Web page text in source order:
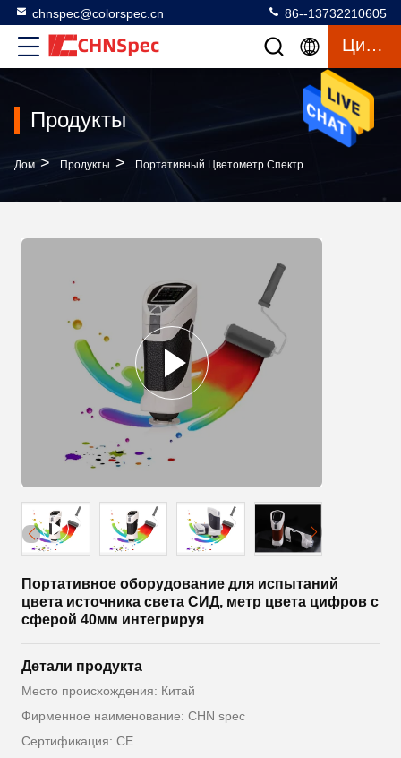
chnspec@colorspec.cn 86--13732210605
Цитата
Продукты
Дом > Продукты > Портативный Цветометр Спектрофотометра
Портативное оборудование для испытаний
цвета источника света СИД, метр цвета цифров с
сферой 40мм интегрируя
Детали продукта
Место происхождения: Китай
Фирменное наименование: CHN spec
Сертификация: CE